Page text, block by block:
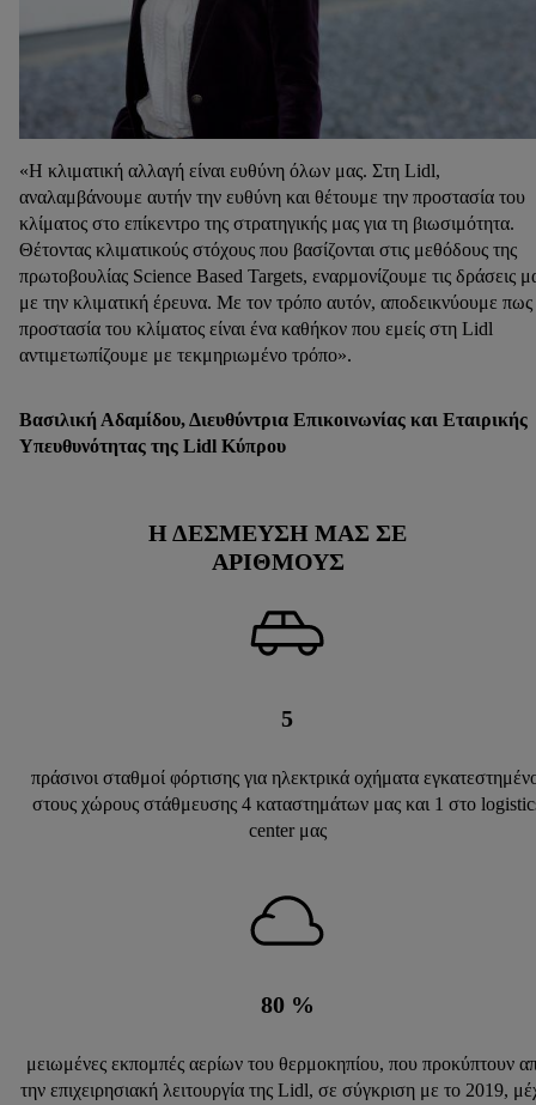
«Η κλιματική αλλαγή είναι ευθύνη όλων μας. Στη Lidl,
αναλαμβάνουμε αυτήν την ευθύνη και θέτουμε την προστασία του
κλίματος στο επίκεντρο της στρατηγικής μας για τη βιωσιμότητα.
Θέτοντας κλιματικούς στόχους που βασίζονται στις μεθόδους της
πρωτοβουλίας Science Based Targets, εναρμονίζουμε τις δράσεις
με την κλιματική έρευνα. Με τον τρόπο αυτόν, αποδεικνύουμε
προστασία του κλίματος είναι ένα καθήκον που εμείς στη Lidl
αντιμετωπίζουμε με τεκμηριωμένο τρόπο».
Βασιλική Αδαμίδου, Διευθύντρια Επικοινωνίας και Εταιρικής
Υπευθυνότητας της Lidl Κύπρου
Η ΔΈΣΜΕΥΣΉ ΜΑΣ ΣΕ
ΑΡΙΘΜΟΎΣ
5
πράσινοι σταθμοί φόρτισης για ηλεκτρικά οχήματα
στους χώρους στάθμευσης 4 καταστημάτων μας και 1 στο
center μας
80%
μειωμένες εκπομπές αερίων του θερμοκηπίου, που προκύπτουν
την επιχειρησιακή λειτουργία της Lidl, σε σύγκριση με το 2019,